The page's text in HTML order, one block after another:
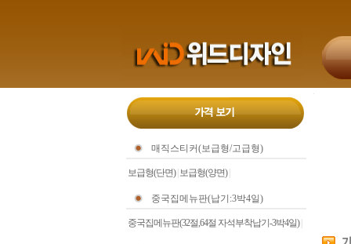
매직스티커(보급형/고급형)
보급형(단면)| 보급형(양면)|
중국집메뉴판(납기:3박4일)
중국집메뉴판(32절,64절 자석부착납기-3박4일)|